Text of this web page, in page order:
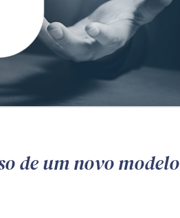
de um novo modelo